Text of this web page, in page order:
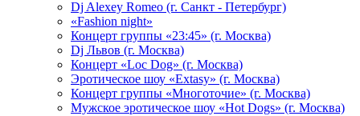
Dj Alexey Romeo (г. Санкт - Петербург)
«Fashion night»
Концерт группы «23:45» (г. Москва)
Dj Львов (г. Москва)
Концерт «Loc Dog» (г. Москва)
Эротическое шоу «Extasy» (г. Москва)
Концерт группы «Многоточие» (г. Москва)
Мужское эротическое шоу «Hot Dogs» (г. Москва)